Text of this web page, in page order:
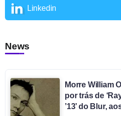
Linkedin
News
Morre William
por trás de
’13’ do Blur,